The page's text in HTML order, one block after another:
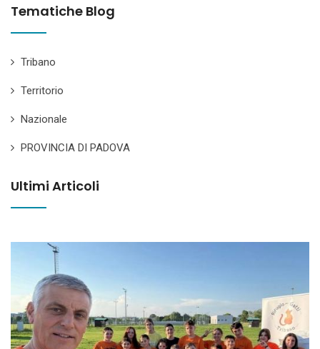
Tematiche Blog
Tribano
Territorio
Nazionale
PROVINCIA DI PADOVA
Ultimi Articoli